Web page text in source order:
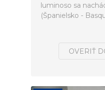
luminoso sa
(Španielsko -
OVERIŤ